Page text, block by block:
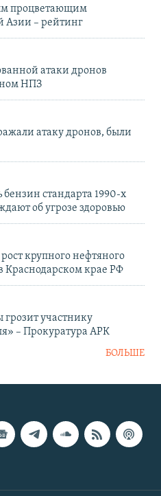
процветающим
Азии – рейтинг
атаки дронов
НПЗ
атаку дронов, были
стандарта 1990-х
об угрозе здоровью
крупного нефтяного
Краснодарском крае РФ
грозит участнику
– Прокуратура АРК
БОЛЬШЕ